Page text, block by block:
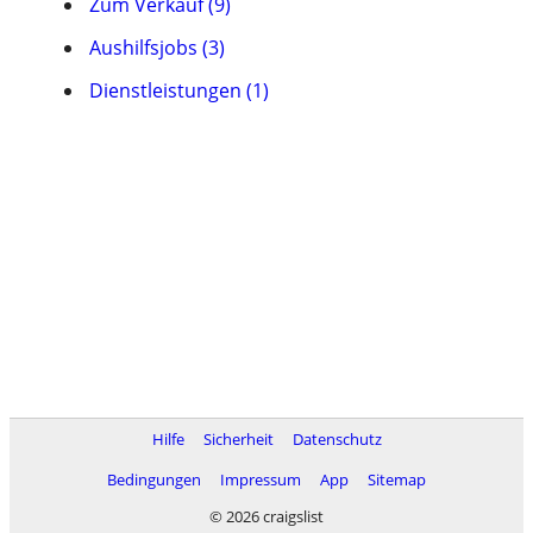
Aushilfsjobs (3)
Dienstleistungen (1)
Hilfe Sicherheit
Datenschutz
Bedingungen
Impressum App
Sitemap
© 2026 craigslist